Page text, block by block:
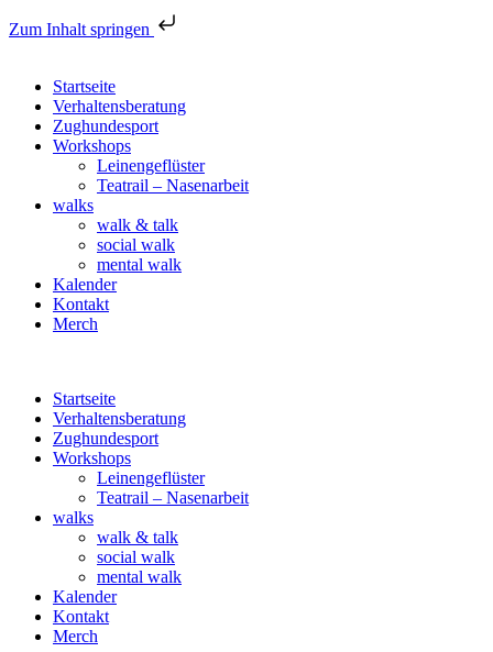
Zum Inhalt springen
Startseite
Verhaltensberatung
Zughundesport
Workshops
Leinengeflüster
Teatrail – Nasenarbeit
walks
walk & talk
social walk
mental walk
Kalender
Kontakt
Merch
Startseite
Verhaltensberatung
Zughundesport
Workshops
Leinengeflüster
Teatrail – Nasenarbeit
walks
walk & talk
social walk
mental walk
Kalender
Kontakt
Merch